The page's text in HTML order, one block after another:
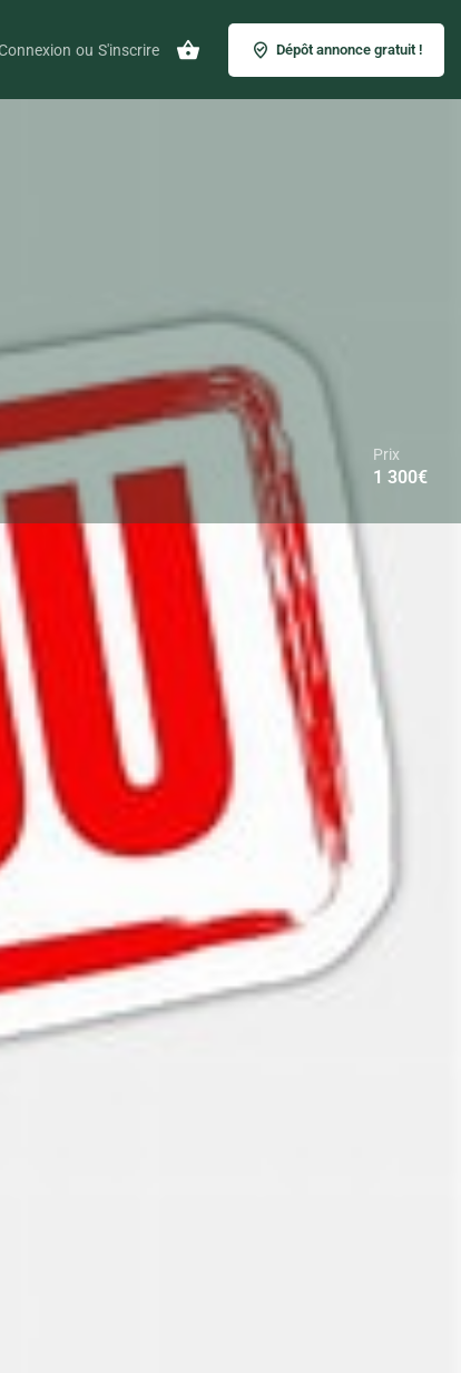
ou S'inscrire Dépôt annonce gratuit !
Prix
1 300€
81-Tarn, 81300, Graulhet
Küschall en bon état équipé d'une motorisation
42cm.
n'hésitez pas à nous contacter